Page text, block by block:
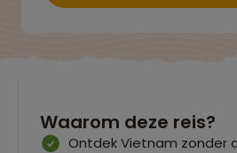
Waarom deze reis?
Ontdek Vietnam zonder